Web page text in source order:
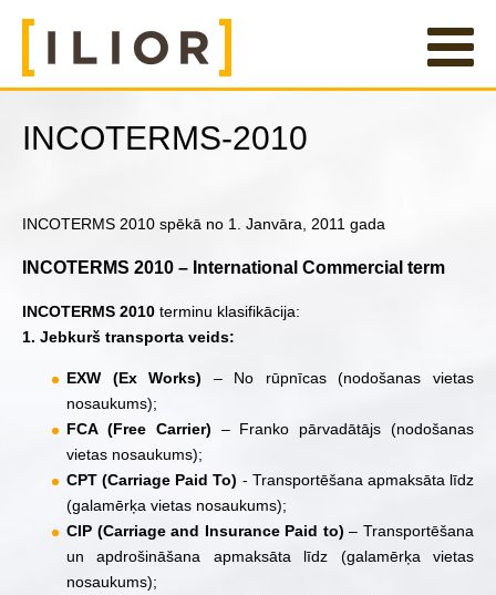
INCOTERMS-2010
INCOTERMS 2010 spēkā no 1. Janvāra, 2011 gada
INCOTERMS 2010 – International Commercial term
INCOTERMS 2010 terminu klasifikācija:
1. Jebkurš transporta veids:
EXW (Ex Works) – No rūpnīcas (nodošanas vietas
nosaukums);
FCA (Free Carrier) – Franko pārvadātājs (nodošanas
vietas nosaukums);
CPT (Carriage Paid To) - Transportēšana apmaksāta līdz
(galamērķa vietas nosaukums);
CIP (Carriage and Insurance Paid to)– Transportēšana
un apdrošināšana apmaksāta līdz (galamērķa vietas
nosaukums);